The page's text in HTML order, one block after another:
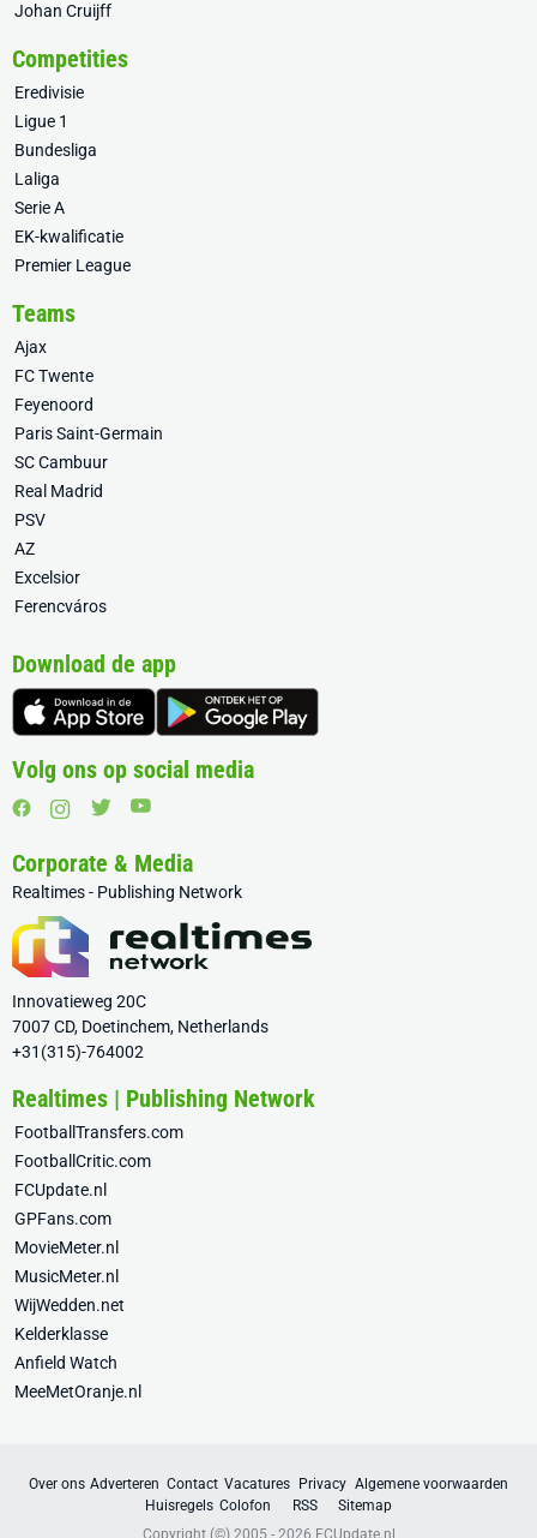
Johan Cruijff
Competities
Eredivisie
Ligue 1
Bundesliga
Laliga
Serie A
EK-kwalificatie
Premier League
Teams
Ajax
FC Twente
Feyenoord
Paris Saint-Germain
SC Cambuur
Real Madrid
PSV
AZ
Excelsior
Ferencváros
Download de app
Volg ons op social media
Corporate & Media
Realtimes - Publishing Network
Innovatieweg 20C
7007 CD, Doetinchem, Netherlands
+31(315)-764002
Realtimes | Publishing Network
FootballTransfers.com
FootballCritic.com
FCUpdate.nl
GPFans.com
MovieMeter.nl
MusicMeter.nl
WijWedden.net
Kelderklasse
Anfield Watch
MeeMetOranje.nl
Over ons Adverteren Contact Vacatures Privacy Algemene voorwaarden
Huisregels Colofon RSS
Sitemap
Copyright (©) 2005 - 2026 FCUpdate.nl